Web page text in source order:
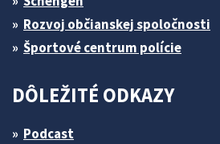
Rozvoj občianskej spoločnosti
Športové centrum polície
DÔLEŽITÉ ODKAZY
Podcast